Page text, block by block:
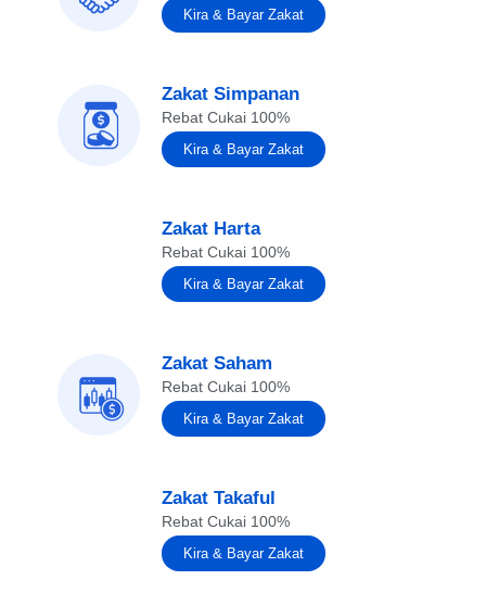
Kira & Bayar Zakat
Zakat Simpanan
Rebat Cukai 100%
Kira & Bayar Zakat
Zakat Harta
Rebat Cukai 100%
Kira & Bayar Zakat
Zakat Saham
Rebat Cukai 100%
Kira & Bayar Zakat
Zakat Takaful
Rebat Cukai 100%
Kira & Bayar Zakat